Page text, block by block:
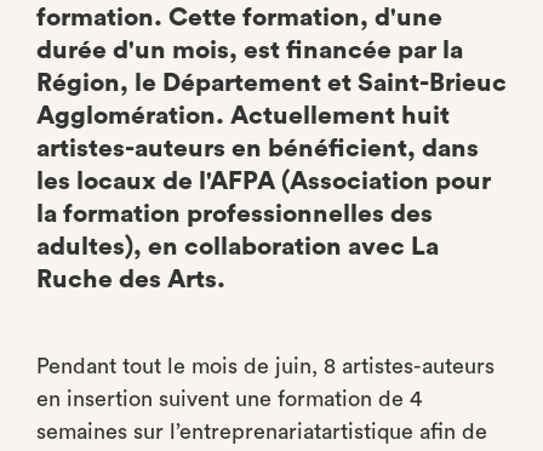
formation. Cette formation, d'une
durée d'un mois, est financée par la
Région, le Département et Saint-Brieuc
Agglomération. Actuellement huit
artistes-auteurs en bénéficient, dans
les locaux de l'AFPA (Association pour
la formation professionnelles des
adultes), en collaboration avec La
Ruche des Arts.
Pendant tout le mois de juin, 8 artistes-auteurs
en insertion suivent une formation de 4
semaines sur l’entreprenariatartistique afin de